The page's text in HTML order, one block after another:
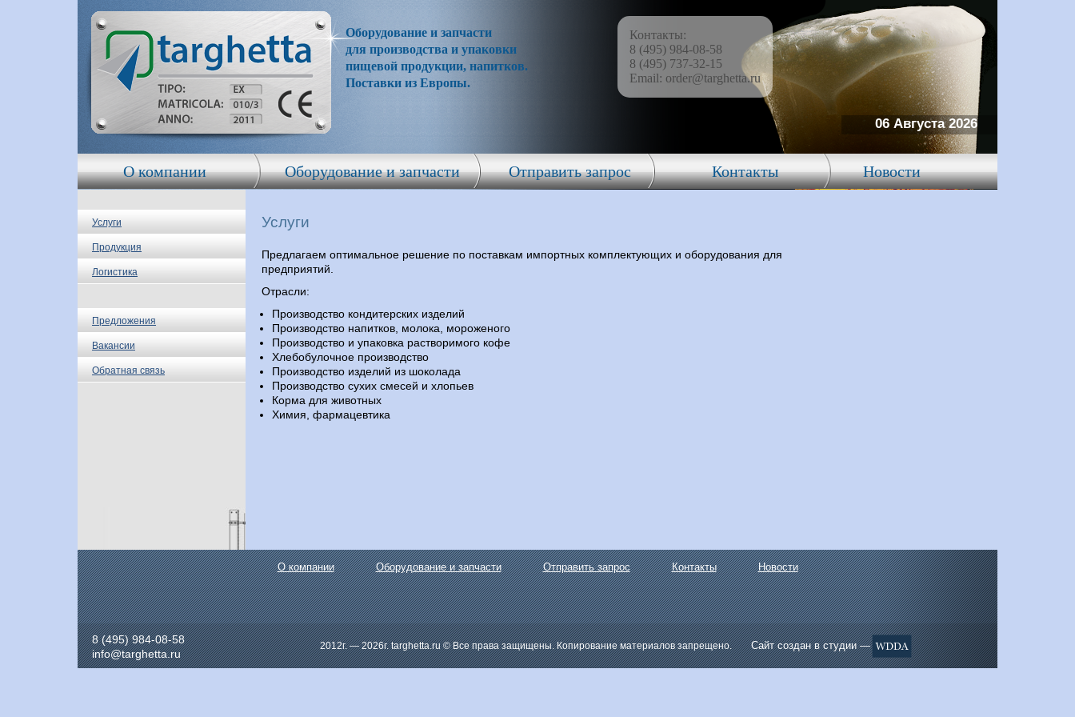
Оборудование и запчасти
для производства и упаковки
пищевой продукции, напитков.
Поставки из Европы.
Контакты:
8 (495) 984-08-58
8 (495) 737-32-15
Email: order@targhetta.ru
06 Августа 2026
О компании Оборудование и запчасти Отправить запрос Контакты Новости
Услуги
Предлагаем оптимальное решение по поставкам импортных комплектующих и оборудования для
предприятий.
Отрасли:
Производство кондитерских изделий
Производство напитков, молока, мороженого
Производство и упаковка растворимого кофе
Хлебобулочное производство
Производство изделий из шоколада
Производство сухих смесей и хлопьев
Корма для животных
Химия, фармацевтика
Услуги
Продукция
Логистика
Предложения
Вакансии
Обратная связь
О компании Оборудование и запчасти Отправить запрос Контакты Новости
8 (495) 984-08-58
info@targhetta.ru
Сайт создан в студии —
2012г. — 2026г. targhetta.ru © Все права защищены. Копирование материалов запрещено.